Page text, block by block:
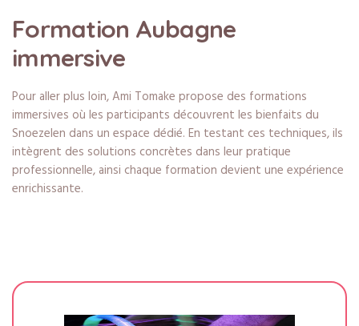
Formation Aubagne
immersive
Pour aller plus loin, Ami Tomake propose des formations
immersives où les participants découvrent les bienfaits du
Snoezelen dans un espace dédié. En testant ces techniques, ils
intègrent des solutions concrètes dans leur pratique
professionnelle, ainsi chaque formation devient une expérience
enrichissante.